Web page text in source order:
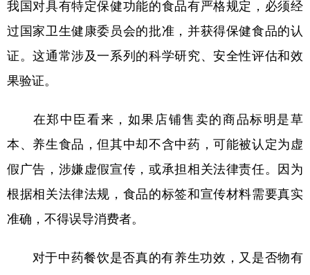
我国对具有特定保健功能的食品有严格规定，必须经
过国家卫生健康委员会的批准，并获得保健食品的认
证。这通常涉及一系列的科学研究、安全性评估和效
果验证。
在郑中臣看来，如果店铺售卖的商品标明是草
本、养生食品，但其中却不含中药，可能被认定为虚
假广告，涉嫌虚假宣传，或承担相关法律责任。因为
根据相关法律法规，食品的标签和宣传材料需要真实
准确，不得误导消费者。
对于中药餐饮是否真的有养生功效，又是否物有